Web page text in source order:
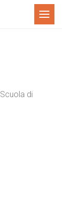
Menù
Scuola di